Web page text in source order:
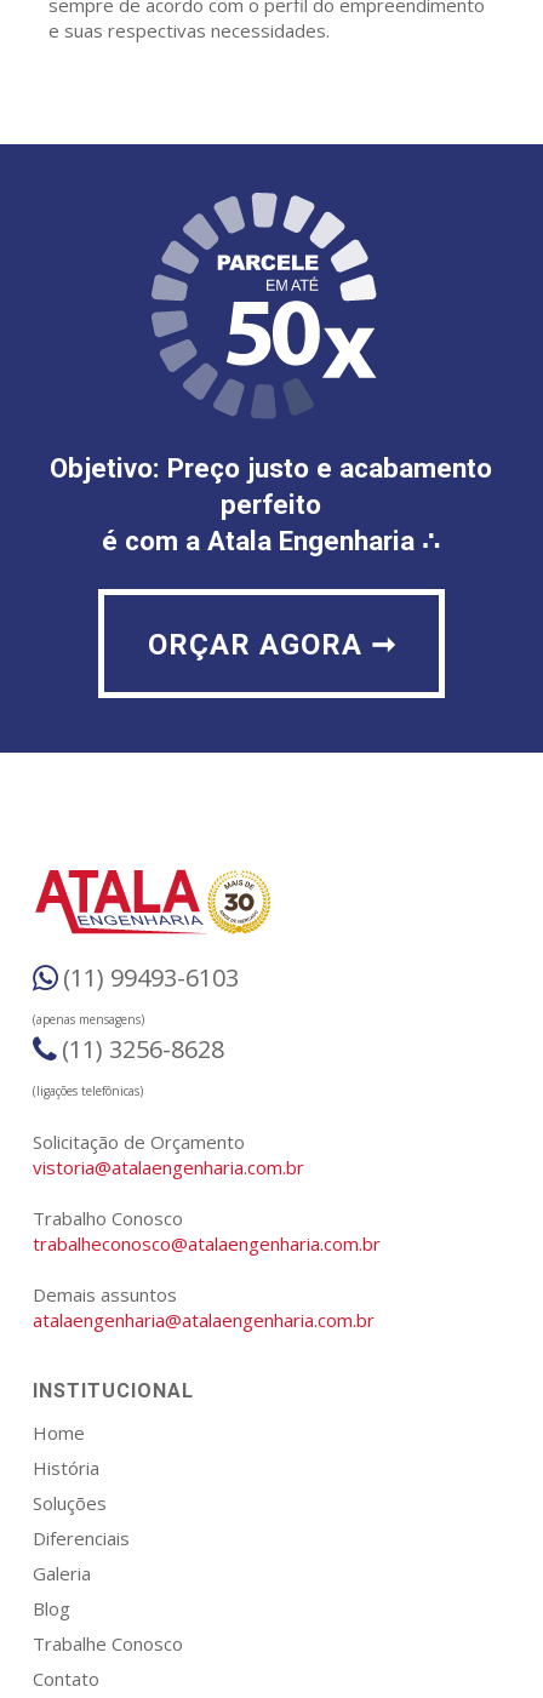
e suas respectivas necessidades.
Objetivo: Preço justo e acabamento
perfeito
é com a Atala Engenharia ∴
ORÇAR AGORA ➞
ORÇAR AGORA ➞
(11) 99493-6103
(apenas mensagens)
(11) 3256-8628
(ligações telefônicas)
Solicitação de Orçamento
vistoria@atalaengenharia.com.br
Trabalho Conosco
trabalheconosco@atalaengenharia.com.br
Demais assuntos
atalaengenharia@atalaengenharia.com.br
INSTITUCIONAL
Home
História
Soluções
Diferenciais
Galeria
Blog
Trabalhe Conosco
Contato